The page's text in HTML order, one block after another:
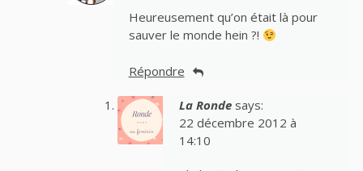
Heureusement qu’on était là pour
sauver le monde hein ?!
Répondre
La Ronde says:
22 décembre 2012 à
14:10